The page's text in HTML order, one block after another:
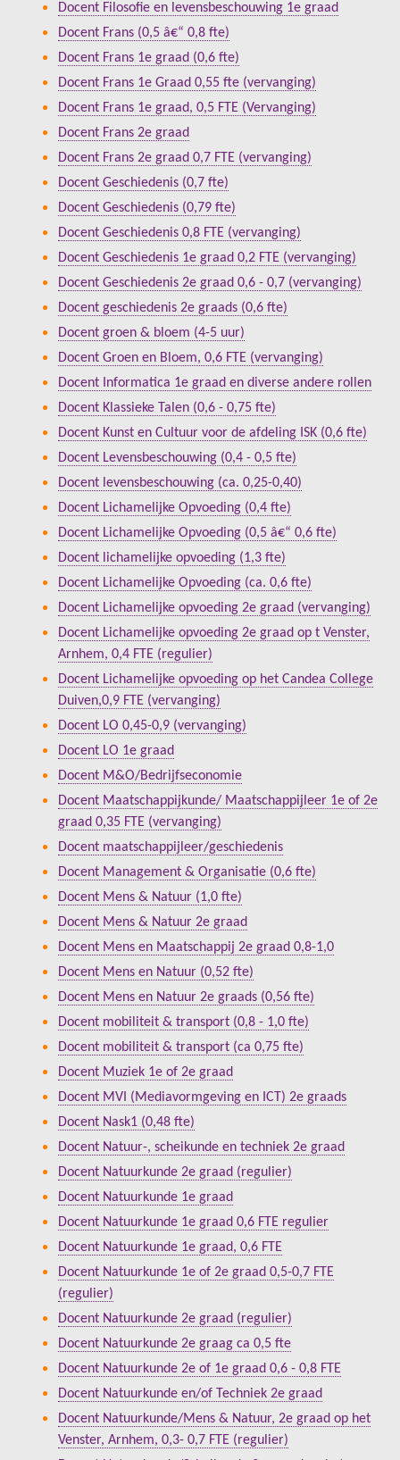
Docent Filosofie en levensbeschouwing 1e graad
Docent Frans (0,5 â€“ 0,8 fte)
Docent Frans 1e graad (0,6 fte)
Docent Frans 1e Graad 0,55 fte (vervanging)
Docent Frans 1e graad, 0,5 FTE (Vervanging)
Docent Frans 2e graad
Docent Frans 2e graad 0,7 FTE (vervanging)
Docent Geschiedenis (0,7 fte)
Docent Geschiedenis (0,79 fte)
Docent Geschiedenis 0,8 FTE (vervanging)
Docent Geschiedenis 1e graad 0,2 FTE (vervanging)
Docent Geschiedenis 2e graad 0,6 - 0,7 (vervanging)
Docent geschiedenis 2e graads (0,6 fte)
Docent groen & bloem (4-5 uur)
Docent Groen en Bloem, 0,6 FTE (vervanging)
Docent Informatica 1e graad en diverse andere rollen
Docent Klassieke Talen (0,6 - 0,75 fte)
Docent Kunst en Cultuur voor de afdeling ISK (0,6 fte)
Docent Levensbeschouwing (0,4 - 0,5 fte)
Docent levensbeschouwing (ca. 0,25-0,40)
Docent Lichamelijke Opvoeding (0,4 fte)
Docent Lichamelijke Opvoeding (0,5 â€“ 0,6 fte)
Docent lichamelijke opvoeding (1,3 fte)
Docent Lichamelijke Opvoeding (ca. 0,6 fte)
Docent Lichamelijke opvoeding 2e graad (vervanging)
Docent Lichamelijke opvoeding 2e graad op t Venster,
Arnhem, 0,4 FTE (regulier)
Docent Lichamelijke opvoeding op het Candea College
Duiven,0,9 FTE (vervanging)
Docent LO 0,45-0,9 (vervanging)
Docent LO 1e graad
Docent M&O/Bedrijfseconomie
Docent Maatschappijkunde/ Maatschappijleer 1e of 2e
graad 0,35 FTE (vervanging)
Docent maatschappijleer/geschiedenis
Docent Management & Organisatie (0,6 fte)
Docent Mens & Natuur (1,0 fte)
Docent Mens & Natuur 2e graad
Docent Mens en Maatschappij 2e graad 0,8-1,0
Docent Mens en Natuur (0,52 fte)
Docent Mens en Natuur 2e graads (0,56 fte)
Docent mobiliteit & transport (0,8 - 1,0 fte)
Docent mobiliteit & transport (ca 0,75 fte)
Docent Muziek 1e of 2e graad
Docent MVI (Mediavormgeving en ICT) 2e graads
Docent Nask1 (0,48 fte)
Docent Natuur-, scheikunde en techniek 2e graad
Docent Natuurkunde 2e graad (regulier)
Docent Natuurkunde 1e graad
Docent Natuurkunde 1e graad 0,6 FTE regulier
Docent Natuurkunde 1e graad, 0,6 FTE
Docent Natuurkunde 1e of 2e graad 0,5-0,7 FTE
(regulier)
Docent Natuurkunde 2e graad (regulier)
Docent Natuurkunde 2e graag ca 0,5 fte
Docent Natuurkunde 2e of 1e graad 0,6 - 0,8 FTE
Docent Natuurkunde en/of Techniek 2e graad
Docent Natuurkunde/Mens & Natuur, 2e graad op het
Venster, Arnhem, 0,3- 0,7 FTE (regulier)